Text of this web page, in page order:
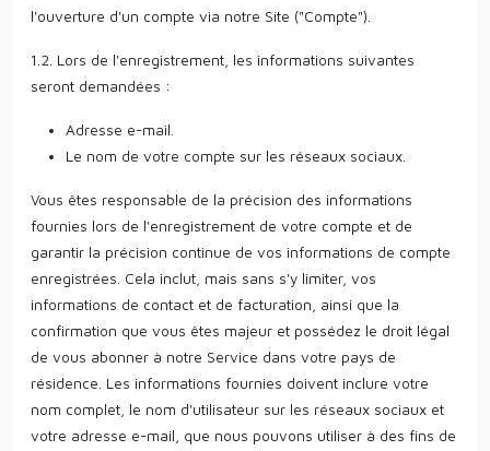
l'ouverture d'un compte via notre Site ("Compte").
1.2. Lors de l'enregistrement, les informations suivantes
seront demandées :
Adresse e-mail.
Le nom de votre compte sur les réseaux sociaux.
Vous êtes responsable de la précision des informations
fournies lors de l'enregistrement de votre compte et de
garantir la précision continue de vos informations de compte
enregistrées. Cela inclut, mais sans s'y limiter, vos
informations de contact et de facturation, ainsi que la
confirmation que vous êtes majeur et possédez le droit légal
de vous abonner à notre Service dans votre pays de
résidence. Les informations fournies doivent inclure votre
nom complet, le nom d'utilisateur sur les réseaux sociaux et
votre adresse e-mail, que nous pouvons utiliser à des fins de